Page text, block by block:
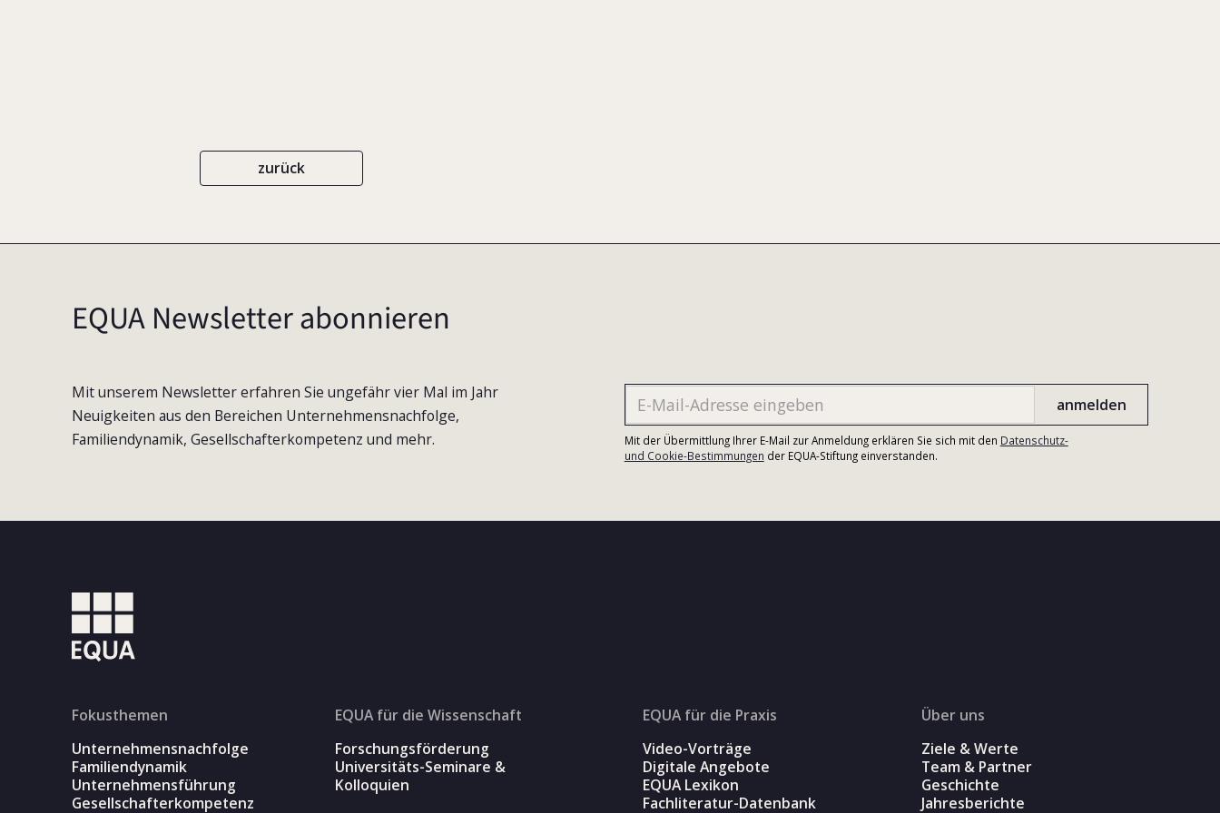
zurück
EQUA Newsletter abonnieren
Mit unserem Newsletter erfahren Sie ungefähr vier Mal im Jahr
Neuigkeiten aus den Bereichen Unternehmensnachfolge,
Familiendynamik, Gesellschafterkompetenz und mehr.
Mit der Übermittlung Ihrer E-Mail zur Anmeldung erklären Sie sich mit den Datenschutz-
und Cookie-Bestimmungen der EQUA-Stiftung einverstanden.
Fokusthemen
Unternehmensnachfolge
Familiendynamik
Unternehmensführung
Gesellschafterkompetenz
EQUA für die Wissenschaft
Forschungsförderung
Universitäts-Seminare &
Kolloquien
EQUA für die Praxis
Video-Vorträge
Digitale Angebote
EQUA Lexikon
Fachliteratur-Datenbank
Über uns
Ziele & Werte
Team & Partner
Geschichte
Jahresberichte